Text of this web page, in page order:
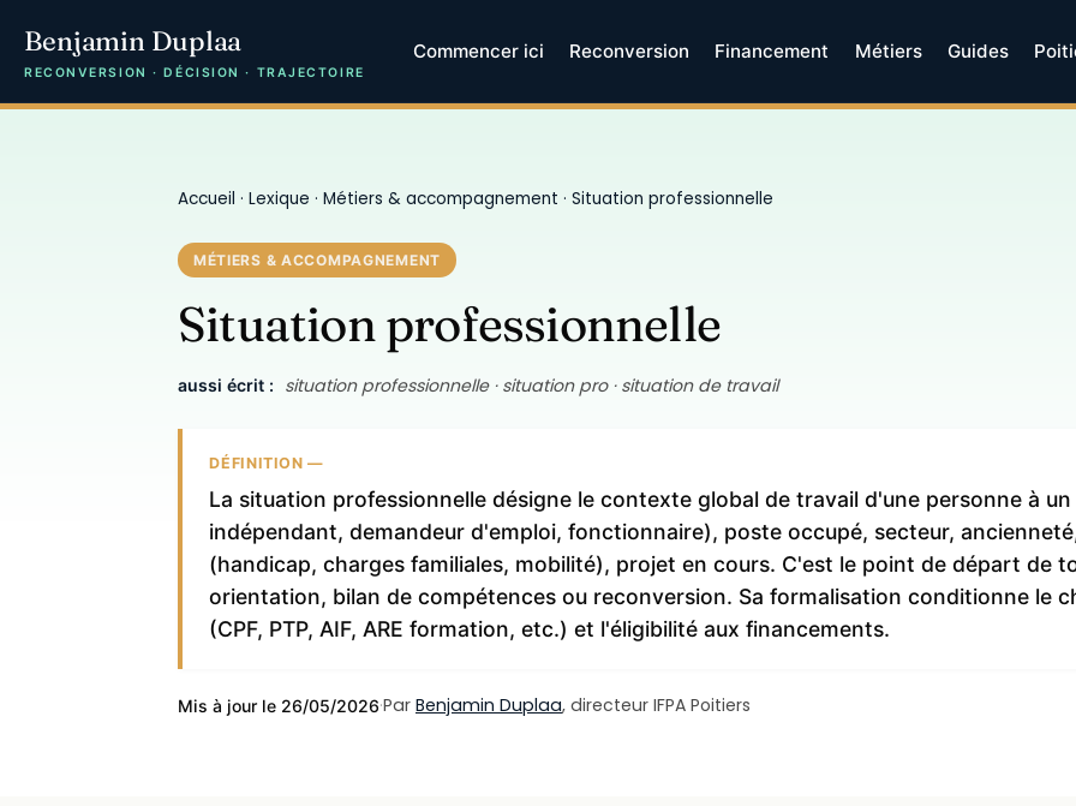
Benjamin Duplaa
RECONVERSION · DÉCISION · TRAJECTOIRE
Commencer ici Reconversion Financement Métiers Guides
Accueil · Lexique · Métiers & accompagnement · Situation professionnelle
MÉTIERS & ACCOMPAGNEMENT
Situation professionnelle
aussi écrit : situation professionnelle · situation pro · situation de travail
DÉFINITION —
La situation professionnelle désigne le contexte global de travail d'une personne à
indépendant, demandeur d'emploi, fonctionnaire), poste occupé, secteur,
(handicap, charges familiales, mobilité), projet en cours. C'est le point de départ de
orientation, bilan de compétences ou reconversion. Sa formalisation conditionne le
(CPF, PTP, AIF, ARE formation, etc.) et l'éligibilité aux financements.
Mis à jour le 26/05/2026·Par Benjamin Duplaa, directeur IFPA Poitiers